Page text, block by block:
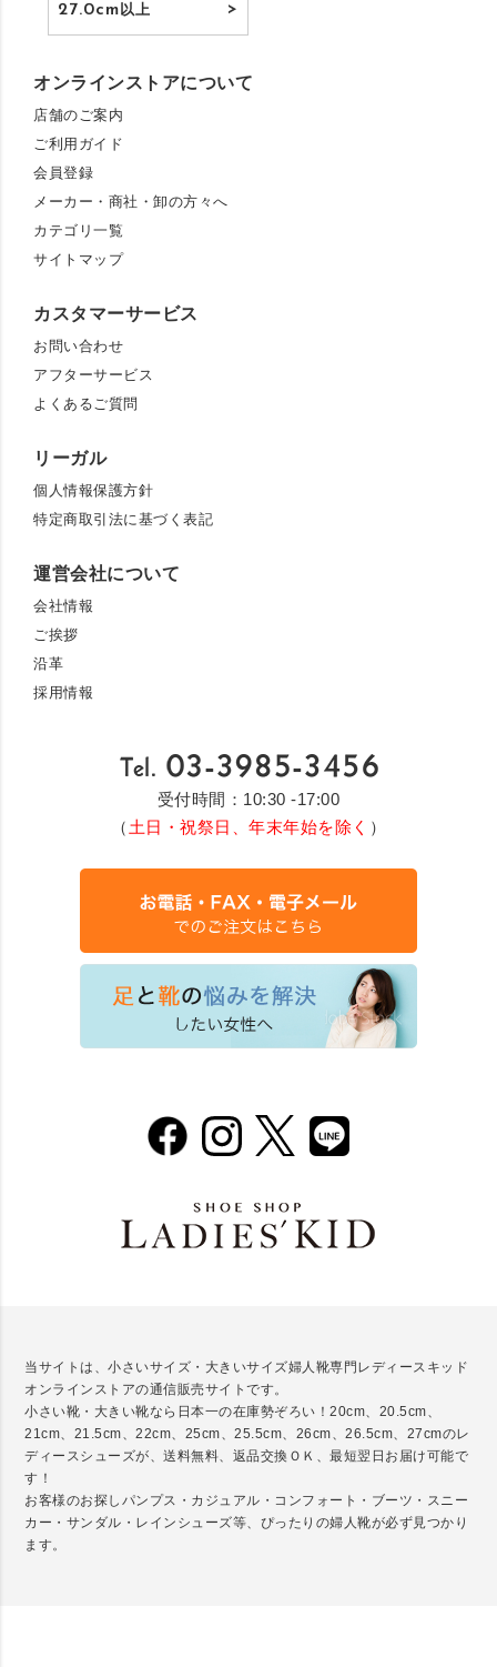
27.0cm以上
オンラインストアについて
店舗のご案内
ご利用ガイド
会員登録
メーカー・商社・卸の方々へ
カテゴリ一覧
サイトマップ
カスタマーサービス
お問い合わせ
アフターサービス
よくあるご質問
リーガル
個人情報保護方針
特定商取引法に基づく表記
運営会社について
会社情報
ご挨拶
沿革
採用情報
受付時間：10:30 -17:00
（ 土日・祝祭日、年末年始を除く ）
当サイトは、小さいサイズ・大きいサイズ婦人靴専門レディースキッド
オンラインストアの通信販売サイトです。
小さい靴・大きい靴なら日本一の在庫勢ぞろい！20cm、20.5cm、
21cm、21.5cm、22cm、25cm、25.5cm、26cm、26.5cm、27cmのレ
ディースシューズが、送料無料、返品交換ＯＫ、最短翌日お届け可能で
す！
お客様のお探しパンプス・カジュアル・コンフォート・ブーツ・スニー
カー・サンダル・レインシューズ等、ぴったりの婦人靴が必ず見つかり
ます。